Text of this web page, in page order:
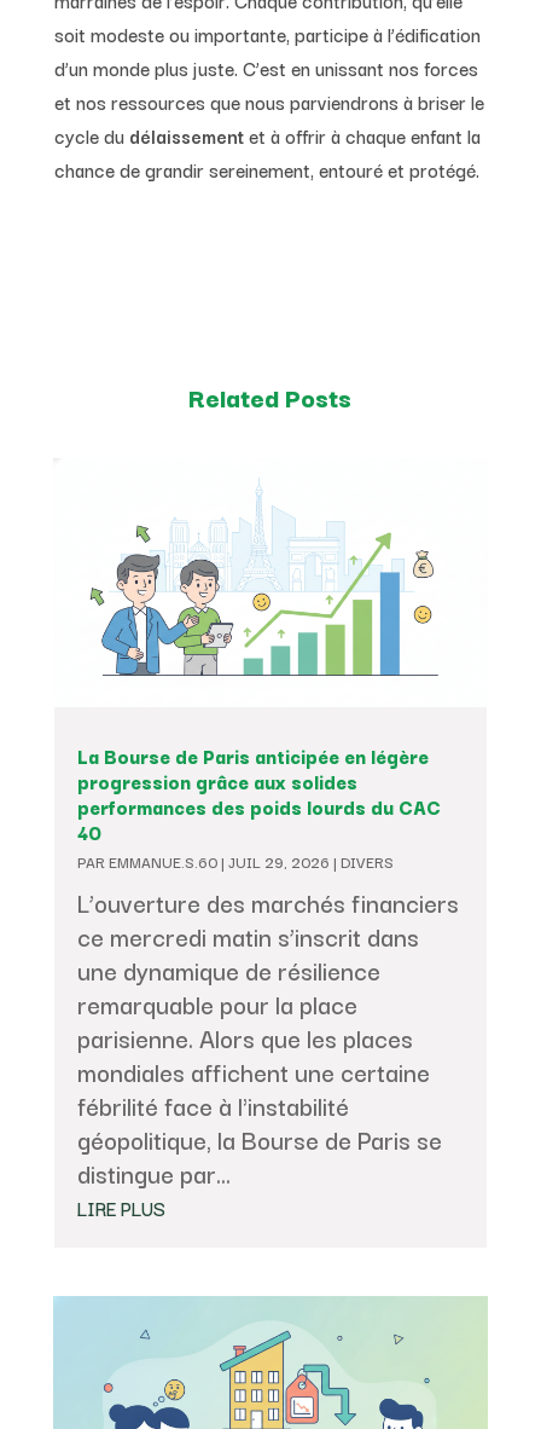
soit modeste ou importante, participe à l’édification
d’un monde plus juste. C’est en unissant nos forces
et nos ressources que nous parviendrons à briser le
cycle du délaissementet à offrir à chaque enfant la
chance de grandir sereinement, entouré et protégé.
Related Posts
La Bourse de Paris anticipée en légère
progression grâce aux solides
performances des poids lourds du CAC
40
PAR EMMANUE.S.60| JUIL 29, 2026 | DIVERS
L’ouverture des marchés financiers
ce mercredi matin s’inscrit dans
une dynamique de résilience
remarquable pour la place
parisienne. Alors que les places
mondiales affichent une certaine
fébrilité face à l'instabilité
géopolitique, la Bourse de Paris se
distingue par...
LIRE PLUS